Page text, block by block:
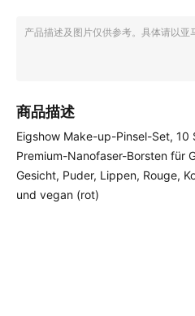
产品描述及图片仅供参考。具体请以亚
商品描述
Eigshow Make-up-Pinsel-Set,
Premium-Nanofaser-Borsten für
Gesicht, Puder, Lippen, Rouge,
und vegan (rot)